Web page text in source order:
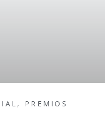
, PREMIOS